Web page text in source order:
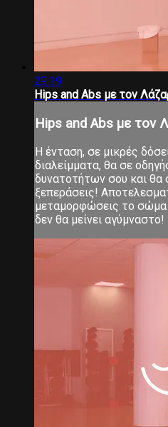
29:19
Hips and Abs με τον
Hips and Abs με τον
Η ένταση, σε μικρές
διαλείμματα, θα σε
δυνατοτήτων σου και θα
ξεπεράσεις!
μεταμορφώσεις το σώμα
δεν θα μείνει αγύμναστο!